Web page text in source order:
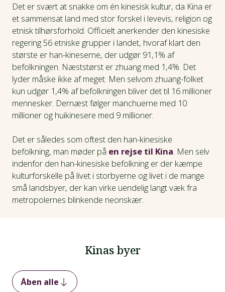
Det er svært at snakke om én kinesisk kultur, da Kina er
et sammensat land med stor forskel i levevis, religion og
etnisk tilhørsforhold. Officielt anerkender den kinesiske
regering 56 etniske grupper i landet, hvoraf klart den
største er han-kineserne, der udgør 91,1% af
befolkningen. Næststørst er zhuang med 1,4%. Det
lyder måske ikke af meget. Men selvom zhuang-folket
kun udgør 1,4% af befolkningen bliver det til 16 millioner
mennesker. Dernæst følger manchuerne med 10
millioner og huikinesere med 9 millioner.
Det er således som oftest den han-kinesiske
befolkning, man møder på en rejse til Kina. Men selv
indenfor den han-kinesiske befolkning er der kæmpe
kulturforskelle på livet i storbyerne og livet i de mange
små landsbyer, der kan virke uendelig langt væk fra
metropolernes blinkende neonskær.
Kinas byer
Åben alle